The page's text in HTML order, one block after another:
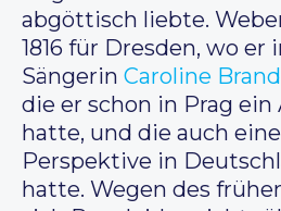
abgöttisch liebte.
1816 für Dresden, wo er
Sängerin Caroline
die er schon in Prag
hatte, und die auch
Perspektive in
hatte. Wegen des